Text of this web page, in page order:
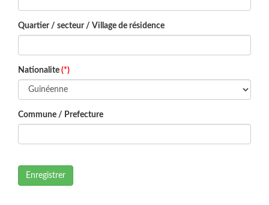
Quartier / secteur / Village de résidence
Nationalite (*)
Commune / Prefecture
Enregistrer